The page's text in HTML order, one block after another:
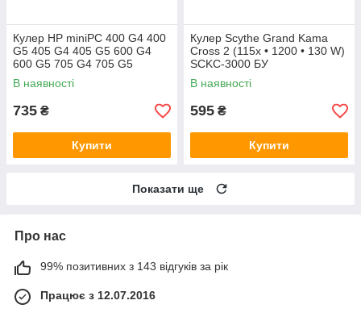
Кулер HP miniPC 400 G4 400
G5 405 G4 405 G5 600 G4
600 G5 705 G4 705 G5
(L19561-001)
В наявності
735 ₴
Купити
Кулер Scythe Grand Kama
Cross 2 (115x • 1200 • 130 W)
SCKC-3000 БУ
В наявності
595 ₴
Купити
Показати ще
Про нас
99% позитивних з 143 відгуків за рік
Працює з 12.07.2016